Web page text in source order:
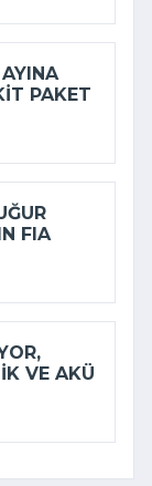
PAKET
FIA
VE AKÜ